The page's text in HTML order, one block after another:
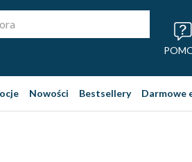
Nowości Bestsellery Darmowe